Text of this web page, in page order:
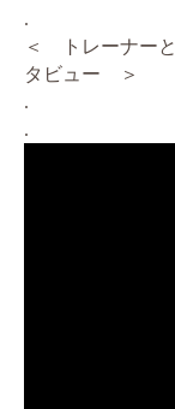
.
＜ トレーナー
タビュー ＞
.
.